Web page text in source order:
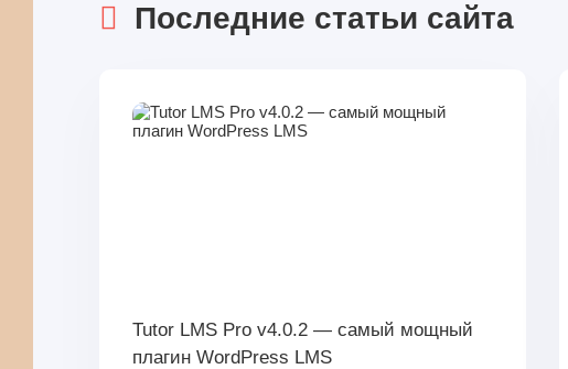
Последние статьи сайта
Tutor LMS Pro v4.0.2 — самый мощный
плагин WordPress LMS